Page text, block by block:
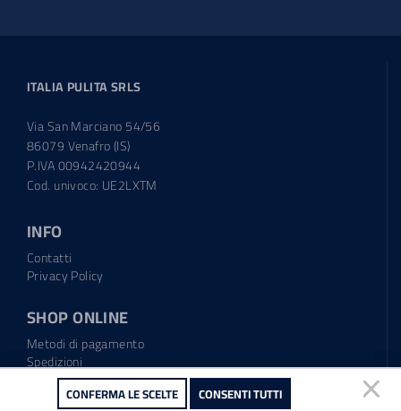
ITALIA PULITA SRLS
Via San Marciano 54/56
86079 Venafro (IS)
P.IVA 00942420944
Cod. univoco: UE2LXTM
INFO
Contatti
Privacy Policy
SHOP ONLINE
Metodi di pagamento
Spedizioni
Regolamento garanzia
Diritto di recesso
CONFERMA LE SCELTE CONSENTI TUTTI
CONFERMA LE SCELTE CONSENTI TUTTI